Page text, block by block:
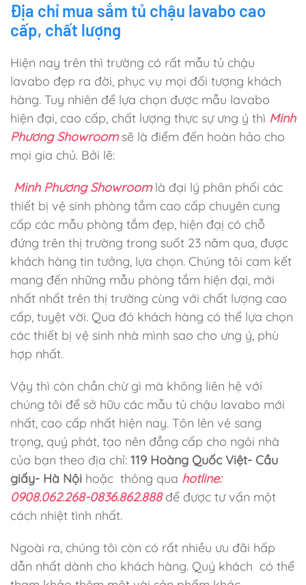
Địa chỉ mua sắm tủ chậu lavabo cao
cấp, chất lượng
Hiện nay trên thì trường có rất mẫu tủ chậu
lavabo đẹp ra đời, phục vụ mọi đối tượng khách
hàng. Tuy nhiên để lựa chọn được mẫu lavabo
hiện đại, cao cấp, chất lượng thực sự ưng ý thì Minh
Phương Showroomsẽ là điểm đến hoàn hảo cho
mọi gia chủ. Bởi lẽ:
Minh Phương Showroomlà đại lý phân phối các
thiết bị vệ sinh phòng tắm cao cấp chuyên cung
cấp các mẫu phòng tắm đẹp, hiện đạị có chỗ
đứng trên thị trường trong suốt 23 năm qua, được
khách hàng tin tưởng, lựa chọn. Chúng tôi cam kết
mang đến những mẫu phòng tắm hiện đại, mới
nhất nhất trên thị trường cùng với chất lượng cao
cấp, tuyệt vời. Qua đó khách hàng có thể lựa chọn
các thiết bị vệ sinh nhà mình sao cho ưng ý, phù
hợp nhất.
Vậy thì còn chần chừ gì mà không liên hệ với
chúng tôi để sở hữu các mẫu tủ chậu lavabo mới
nhất, cao cấp nhất hiện nay. Tôn lên vẻ sang
trọng, quý phát, tạo nên đẳng cấp cho ngôi nhà
của bạn theo địa chỉ: 119 Hoàng Quốc Việt- Cầu
giấy- Hà Nội hoặc thông qua hotline:
0908.062.268-0836.862.888để được tư vấn một
cách nhiệt tình nhất.
Ngoài ra, chúng tôi còn có rất nhiều ưu đãi hấp
dẫn nhất dành cho khách hàng. Quý khách có thể